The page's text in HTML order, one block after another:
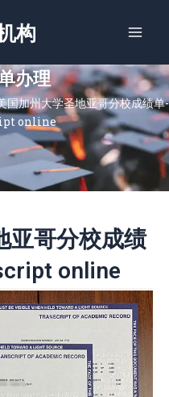
构
办理
国加州大学圣地亚哥分校成绩单-
online
亚哥分校成绩
online